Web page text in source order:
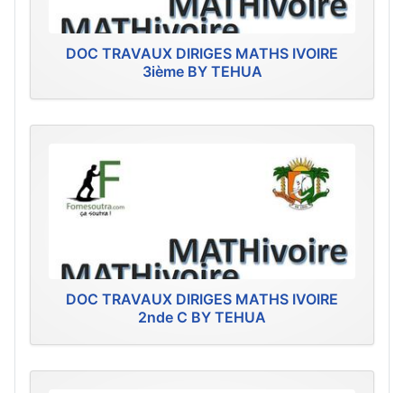
DOC TRAVAUX DIRIGES MATHS IVOIRE
3ième BY TEHUA
DOC TRAVAUX DIRIGES MATHS IVOIRE
2nde C BY TEHUA